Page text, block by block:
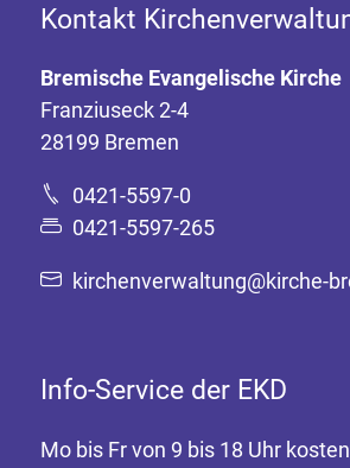
Kontakt
Bremische Evangelische Kirche
Franziuseck 2-4
28199 Bremen
0421-5597-0
0421-5597-265
kirchenverwaltung@kirche-
Info-Service der EKD
Mo bis Fr von 9 bis 18 Uhr